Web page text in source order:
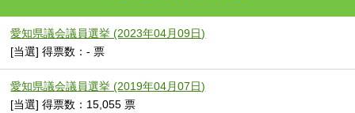
愛知県議会議員選挙 (2023年04月09日)
[当選] 得票数：- 票
愛知県議会議員選挙 (2019年04月07日)
[当選] 得票数：15,055 票